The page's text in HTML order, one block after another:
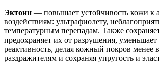
Эктоин — повышает устойчивость кожи к
воздействиям: ультрафиолету,
температурным перепадам. Также
предохраняет их от разрушения,
реактивность, делая кожный покров
раздражителям и сохраняя упругость и